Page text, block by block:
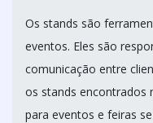
Os stands são
eventos. Eles são
comunicação entre
os stands encontrados
para eventos e feiras